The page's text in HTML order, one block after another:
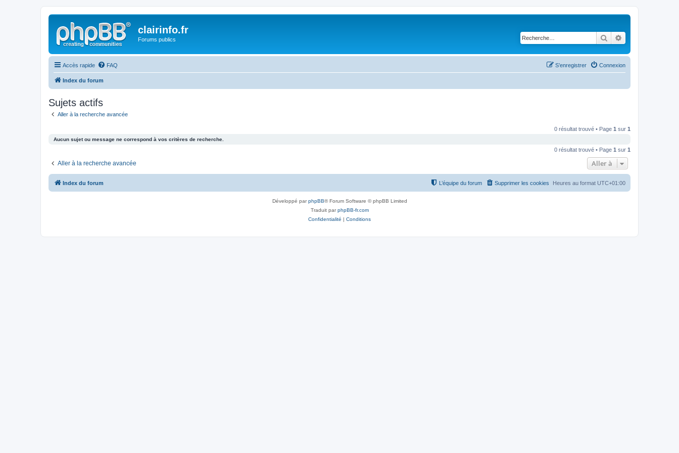
clairinfo.fr
Forums publics Rechercher
Accès rapide FAQ Connexion
S’enregistrer
Index du forum
Sujets actifs
Aller à la recherche avancée
0 résultat trouvé • Page 1 sur 1
Aucun sujet ou message ne correspond à vos critères de recherche.
0 résultat trouvé • Page 1 sur 1
Aller à la recherche avancée Aller à
Index du forum Heures au format UTC+01:00
Supprimer les cookies
L’équipe du forum
Développé parphpBB® Forum Software © phpBB Limited
Traduit parphpBB-fr.com
Confidentialité | Conditions